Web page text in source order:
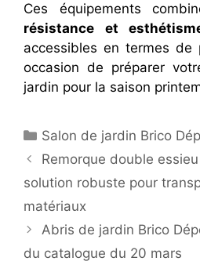
Ces équipements
résistance et
accessibles en termes de
occasion de préparer
jardin pour la saison
Catégories
Salon de jardin Brico
Remorque double
solution robuste pour
matériaux
Abris de jardin Brico
du catalogue du 20 mars